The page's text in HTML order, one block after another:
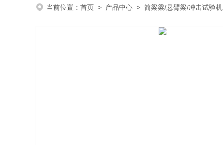
当前位置： 首页 > 产品中心 > 简梁梁/悬臂梁/冲击试验机